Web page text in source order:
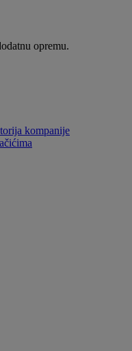
opremu.
kompanije